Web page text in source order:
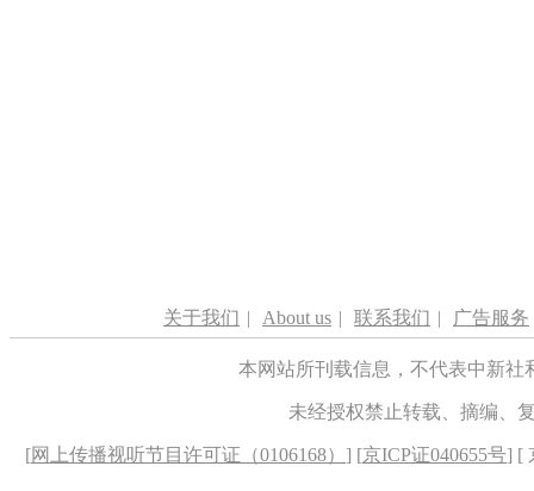
关于我们 | About us | 联系我们 | 广告服务
本网站所刊载信息，不代表中新
未经授权禁止转载、摘编、
[网上传播视听节目许可证（0106168） ] [京ICP证040655号] [